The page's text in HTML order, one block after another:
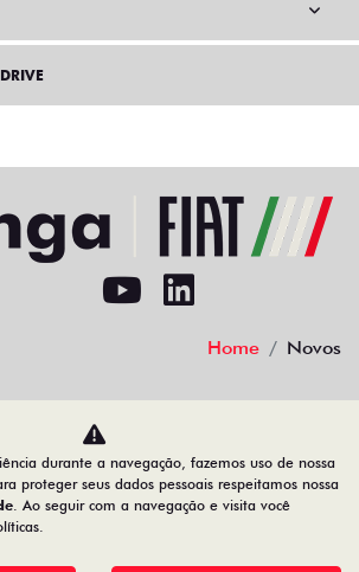
Home Novos
durante a navegação, fazemos uso de nossa
proteger seus dados pessoais respeitamos nossa
. Ao seguir com a navegação e visita você